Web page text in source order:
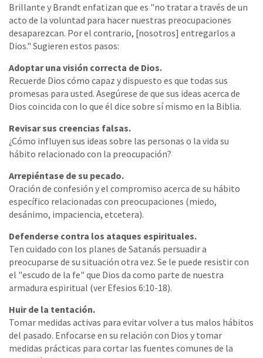
Brillante y Brandt enfatizan que es "no tratar a través de un
acto de la voluntad para hacer nuestras preocupaciones
desaparezcan. Por el contrario, [nosotros] entregarlos a
Dios." Sugieren estos pasos:
Adoptar una visión correcta de Dios.
Recuerde Dios cómo capaz y dispuesto es que todas sus
promesas para usted. Asegúrese de que sus ideas acerca de
Dios coincida con lo que él dice sobre sí mismo en la Biblia.
Revisar sus creencias falsas.
¿Cómo influyen sus ideas sobre las personas o la vida su
hábito relacionado con la preocupación?
Arrepiéntase de su pecado.
Oración de confesión y el compromiso acerca de su hábito
específico relacionadas con preocupaciones (miedo,
desánimo, impaciencia, etcetera).
Defenderse contra los ataques espirituales.
Ten cuidado con los planes de Satanás persuadir a
preocuparse de su situación otra vez. Se le puede resistir con
el "escudo de la fe" que Dios da como parte de nuestra
armadura espiritual (ver Efesios 6:10-18).
Huir de la tentación.
Tomar medidas activas para evitar volver a tus malos hábitos
del pasado. Enfocarse en su relación con Dios y tomar
medidas prácticas para cortar las fuentes comunes de la